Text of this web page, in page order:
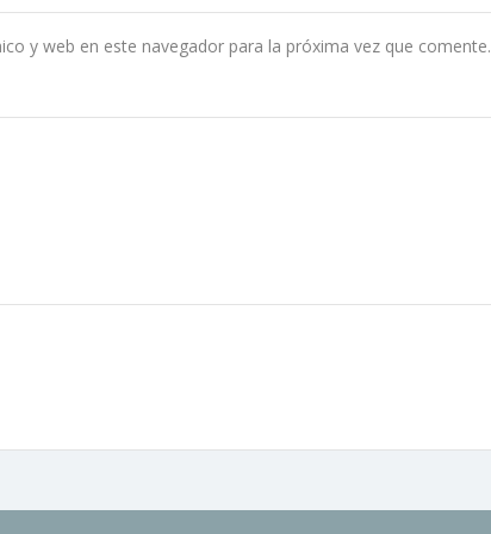
y web en este navegador para la próxima vez que comente.